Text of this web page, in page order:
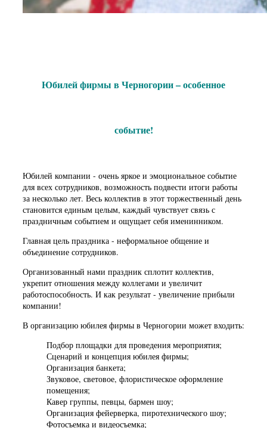
Юбилей фирмы в Черногории – особенное
событие!
Юбилей компании - очень яркое и эмоциональное событие
для всех сотрудников, возможность подвести итоги работы
за несколько лет. Весь коллектив в этот торжественный день
становится единым целым, каждый чувствует связь с
праздничным событием и ощущает себя именинником.
Главная цель праздника - неформальное общение и
объединение сотрудников.
Организованный нами праздник сплотит коллектив,
укрепит отношения между коллегами и увеличит
работоспособность. И как результат - увеличение прибыли
компании!
В организацию юбилея фирмы в Черногории может входить:
Подбор площадки для проведения мероприятия;
Сценарий и концепция юбилея фирмы;
Организация банкета;
Звуковое, световое, флористическое оформление
помещения;
Кавер группы, певцы, бармен шоу;
Организация фейерверка, пиротехнического шоу;
Фотосъемка и видеосъемка;